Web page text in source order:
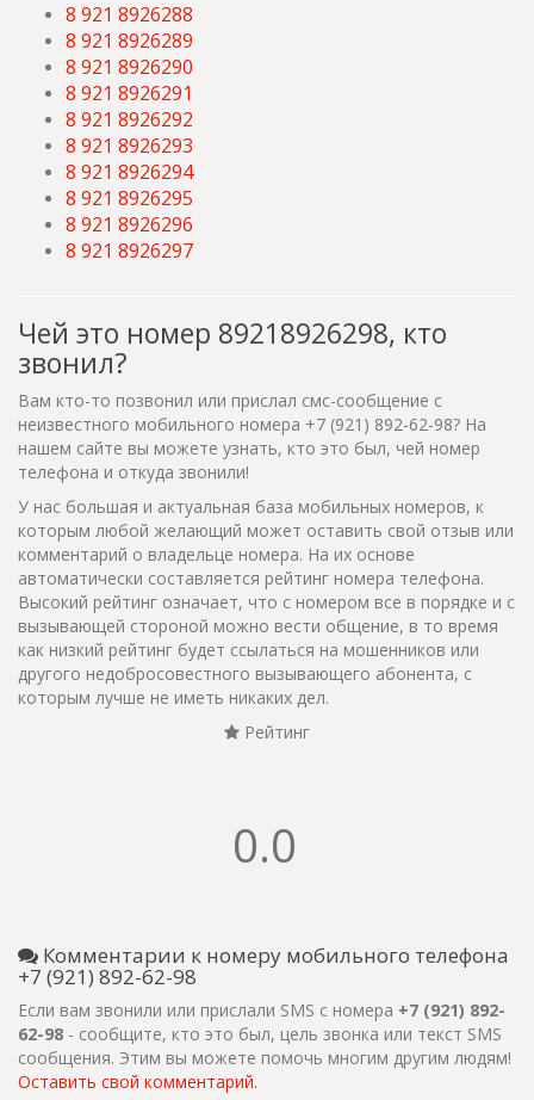
8 921 8926288
8 921 8926289
8 921 8926290
8 921 8926291
8 921 8926292
8 921 8926293
8 921 8926294
8 921 8926295
8 921 8926296
8 921 8926297
Чей это номер 89218926298, кто
звонил?
Вам кто-то позвонил или прислал смс-сообщение с
неизвестного мобильного номера +7 (921) 892-62-98? На
нашем сайте вы можете узнать, кто это был, чей номер
телефона и откуда звонили!
У нас большая и актуальная база мобильных номеров, к
которым любой желающий может оставить свой отзыв или
комментарий о владельце номера. На их основе
автоматически составляется рейтинг номера телефона.
Высокий рейтинг означает, что с номером все в порядке и с
вызывающей стороной можно вести общение, в то время
как низкий рейтинг будет ссылаться на мошенников или
другого недобросовестного вызывающего абонента, с
которым лучше не иметь никаких дел.
Рейтинг
0.0
Комментарии к номеру мобильного телефона
+7 (921) 892-62-98
Если вам звонили или прислали SMS с номера +7 (921) 892-
62-98 - сообщите, кто это был, цель звонка или текст SMS
сообщения. Этим вы можете помочь многим другим людям!
Оставить свой комментарий.